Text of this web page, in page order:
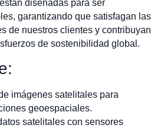
diseñadas para ser
garantizando que satisfagan las
de nuestros clientes y contribuyan
de sostenibilidad global.
imágenes satelitales para
geoespaciales.
satelitales con sensores